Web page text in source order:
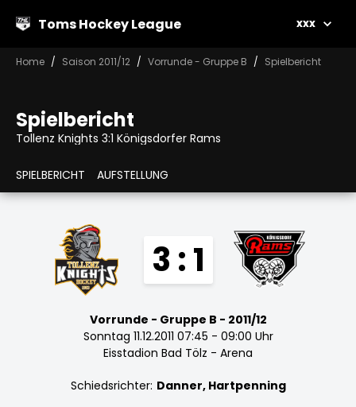
Toms Hockey League xxx
Home Saison 2011/12 Vorrunde - Gruppe B Spielbericht
Spielbericht
Tollenz Knights 3:1 Königsdorfer Rams
SPIELBERICHT AUFSTELLUNG
3 : 1
Vorrunde - Gruppe B - 2011/12
Sonntag 11.12.2011 07:45 - 09:00 Uhr
Eisstadion Bad Tölz - Arena
Schiedsrichter: Danner, Hartpenning